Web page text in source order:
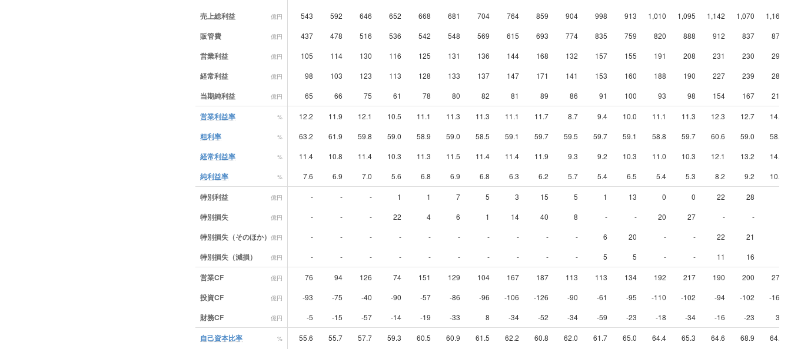
売上総利益 億円 543 592 646 652 668 681 704 764 859 904 998 913 1,010 1,095 1,142 1,070 1,162
販管費 億円 437 478 516 536 542 548 569 615 693 774 835 759 820 888 912 837 872
営業利益 億円 105 114 130 116 125 131 136 144 168 132 157 155 191 208 231 230 290
経常利益 億円 98 103 123 113 128 133 137 147 171 141 153 160 188 190 227 239 288
当期純利益 億円 65 66 75 61 78 80 82 81 89 86 91 100 93 98 154 167 211
営業利益率 % 12.2 11.9 12.1 10.5 11.1 11.3 11.3 11.1 11.7 8.7 9.4 10.0 11.1 11.3 12.3 12.7 14.5
粗利率 % 63.2 61.9 59.8 59.0 58.9 59.0 58.5 59.1 59.7 59.5 59.7 59.1 58.8 59.7 60.6 59.0 58.2
経常利益率 % 11.4 10.8 11.4 10.3 11.3 11.5 11.4 11.4 11.9 9.3 9.2 10.3 11.0 10.3 12.1 13.2 14.4
純利益率 % 7.6 6.9 7.0 5.6 6.8 6.9 6.8 6.3 6.2 5.7 5.4 6.5 5.4 5.3 8.2 9.2 10.6
特別利益 億円 - - - 1 1 7 5 3 15 5 1 13 0 0 22 28
特別損失 億円 - - - 22 4 6 1 14 40 8 - - 20 27 - -
特別損失（そのほか） 億円 - - - - - - - - - - 6 20 - - 22 21
特別損失（減損） 億円 - - - - - - - - - - 5 5 - - 11 16
営業CF 億円 76 94 126 74 151 129 104 167 187 113 113 134 192 217 190 200 273
投資CF 億円 -93 -75 -40 -90 -57 -86 -96 -106 -126 -90 -61 -95 -110 -102 -94 -102 -164
財務CF 億円 -5 -15 -57 -14 -19 -33 8 -34 -52 -34 -59 -23 -18 -34 -16 -23 35
自己資本比率 % 55.6 55.7 57.7 59.3 60.5 60.9 61.5 62.2 60.8 62.0 61.7 65.0 64.4 65.3 64.6 68.9 64.9